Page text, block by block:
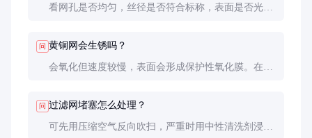
看网孔是否均匀，丝径是否符合标称，表面是否光滑
问 黄铜网会生锈吗？
会氧化但速度较慢，表面会形成保护性氧化膜。在潮
问 过滤网堵塞怎么处理？
可先用压缩空气反向吹扫，严重时用中性清洗剂浸泡